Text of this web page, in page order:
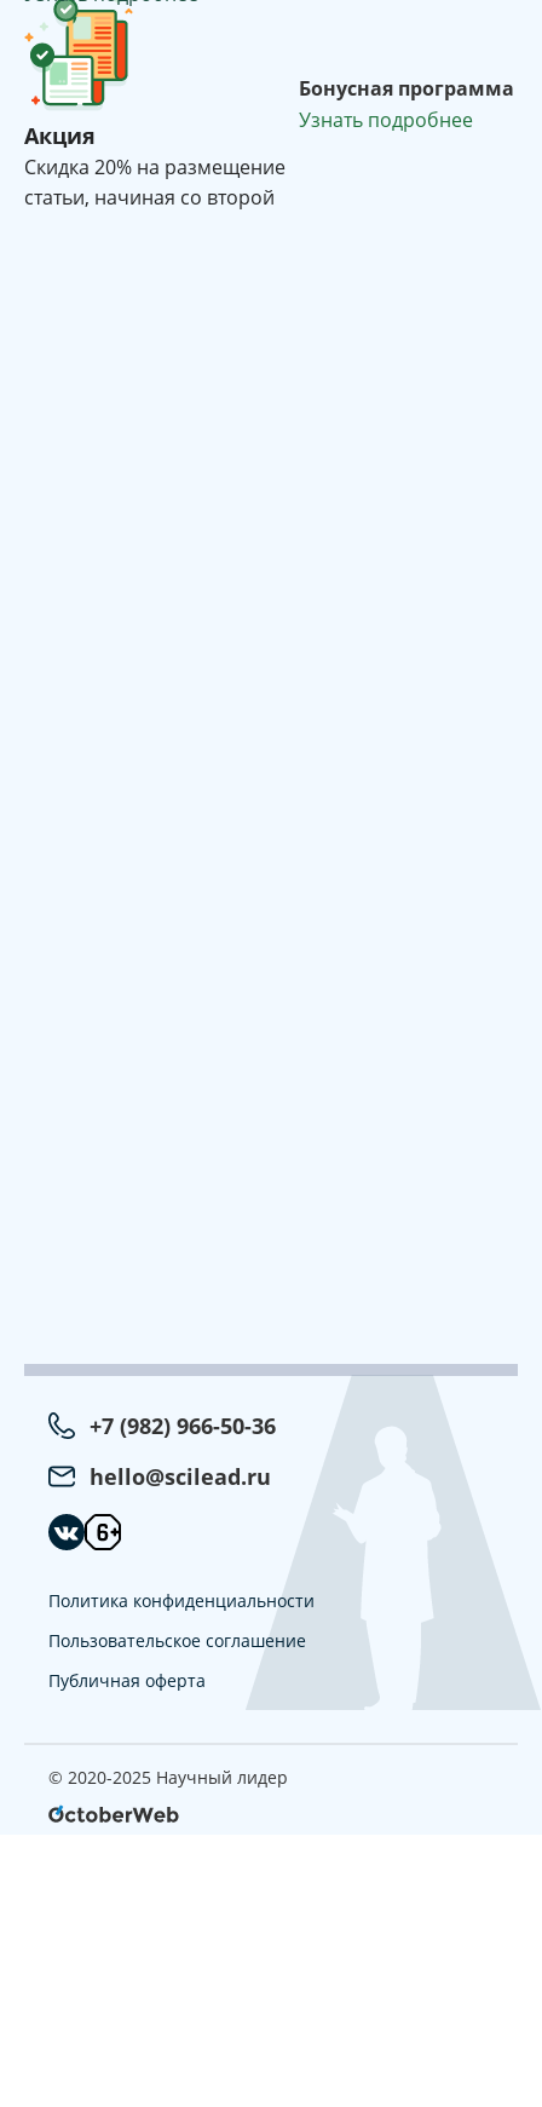
Акция
Cкидка 20% на размещение
статьи, начиная со второй
Бонусная программа
Узнать подробнее
+7 (982) 966-50-36
hello@scilead.ru
Политика конфиденциальности
Пользовательское соглашение
Публичная оферта
© 2020-2025 Научный лидер